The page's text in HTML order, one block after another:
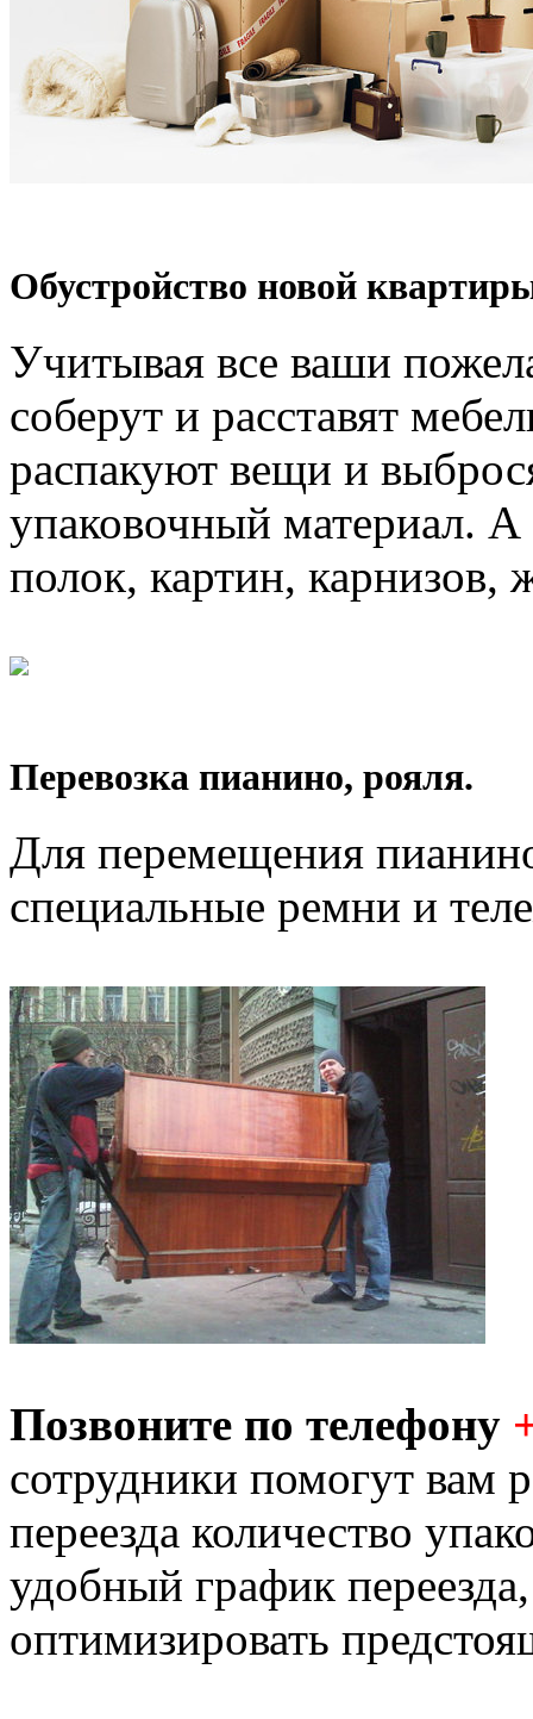
Обустройство новой
Учитывая все ваши
соберут и расставят
распакуют вещи и
упаковочный материал. А
полок, картин, карнизов,
Перевозка пианино, рояля.
Для перемещения
специальные ремни и
Позвоните по телефону
сотрудники помогут вам
переезда количество
удобный график
оптимизировать